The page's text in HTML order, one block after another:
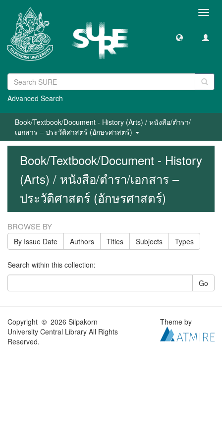
Advanced Search
Book/Textbook/Document - History (Arts) / หนังสือ/ตำรา/
เอกสาร – ประวัติศาสตร์ (อักษรศาสตร์)
Book/Textbook/Document - History
(Arts) / หนังสือ/ตำรา/เอกสาร –
ประวัติศาสตร์ (อักษรศาสตร์)
BROWSE BY
By Issue Date Authors Titles Subjects Types
Search within this collection:
Go
Copyright © 2026 Silpakorn
University Central Library All Rights
Reserved.
Theme by